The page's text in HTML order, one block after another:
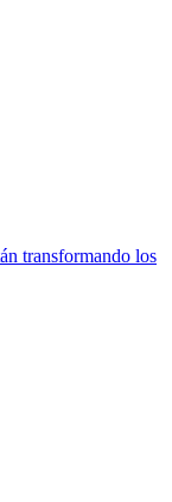
transformando los